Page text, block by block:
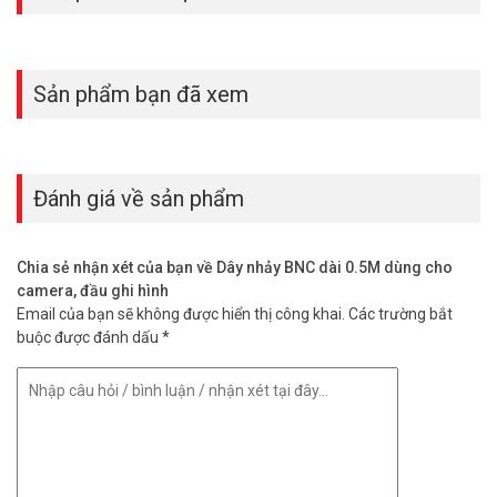
Sản phẩm bạn đã xem
Đánh giá về sản phẩm
Chia sẻ nhận xét của bạn về Dây nhảy BNC dài 0.5M dùng cho
camera, đầu ghi hình
Email của bạn sẽ không được hiển thị công khai. Các trường bắt
buộc được đánh dấu *